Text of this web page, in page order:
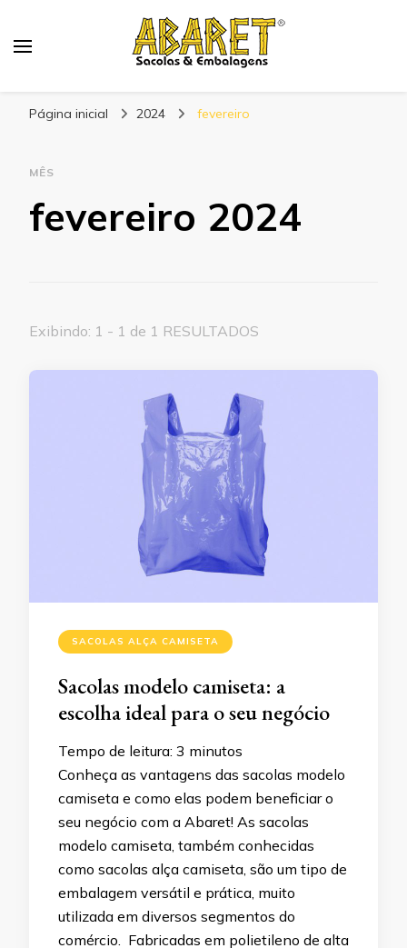
Página inicial 2024 fevereiro
MÊS
fevereiro 2024
Exibindo: 1 - 1 de 1 RESULTADOS
SACOLAS ALÇA CAMISETA
Sacolas modelo camiseta: a
escolha ideal para o seu negócio
Tempo de leitura: 3 minutos
Conheça as vantagens das sacolas modelo
camiseta e como elas podem beneficiar o
seu negócio com a Abaret! As sacolas
modelo camiseta, também conhecidas
como sacolas alça camiseta, são um tipo de
embalagem versátil e prática, muito
utilizada em diversos segmentos do
comércio. Fabricadas em polietileno de alta